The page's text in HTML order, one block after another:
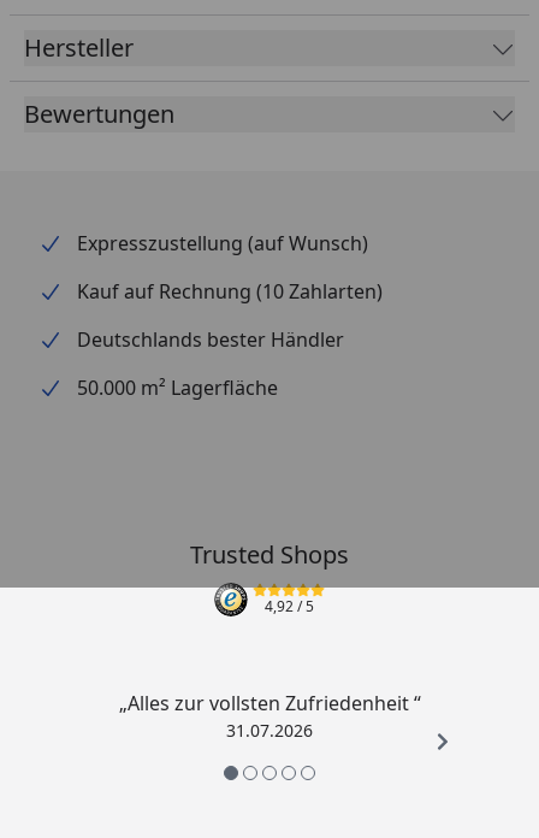
Hersteller
Bewertungen
Expresszustellung (auf Wunsch)
Kauf auf Rechnung (10 Zahlarten)
Deutschlands bester Händler
50.000 m² Lagerfläche
Trusted Shops
4,92/ 5
„Alles zur vollsten Zufriedenheit “
31.07.2026